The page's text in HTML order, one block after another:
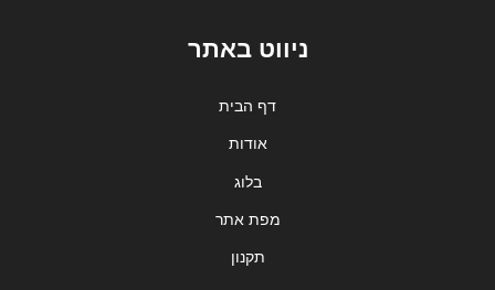
ניווט באתר
דף הבית
אודות
בלוג
מפת אתר
תקנון